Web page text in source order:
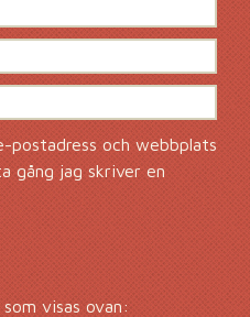
postadress och webbplats
gång jag skriver en
visas ovan: